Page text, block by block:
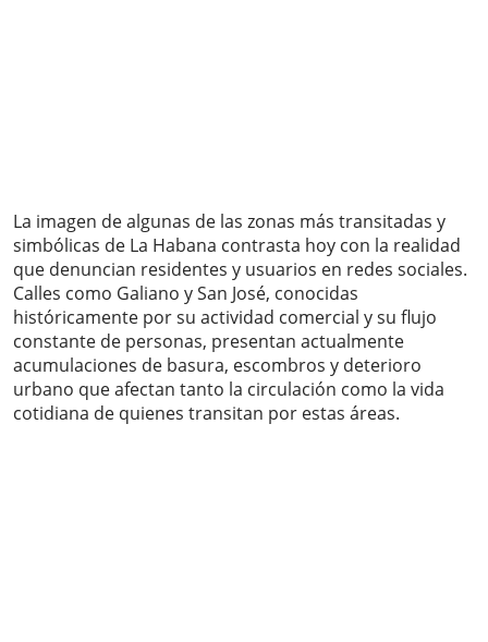
La imagen de algunas de las zonas más transitadas y
simbólicas de La Habana contrasta hoy con la realidad
que denuncian residentes y usuarios en redes sociales.
Calles como Galiano y San José, conocidas
históricamente por su actividad comercial y su flujo
constante de personas, presentan actualmente
acumulaciones de basura, escombros y deterioro
urbano que afectan tanto la circulación como la vida
cotidiana de quienes transitan por estas áreas.